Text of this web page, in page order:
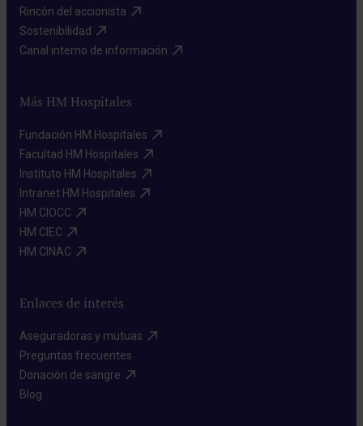
Rincón del accionista​
Sostenibilidad​
Canal interno de información​
Más HM Hospitales
Fundación HM Hospitales​
Facultad HM Hospitales​
Instituto HM Hospitales​
Intranet HM Hospitales​
HM CIOCC​
HM CIEC​
HM CINAC​
Enlaces de interés
Aseguradoras y mutuas​
Preguntas frecuentes​
Donación de sangre​
Blog​